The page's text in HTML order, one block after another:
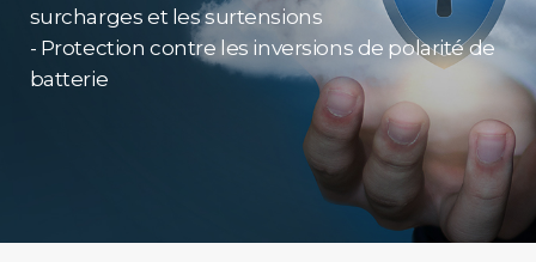
surcharges et les surtensions
- Protection contre les inversions de polarité de
batterie